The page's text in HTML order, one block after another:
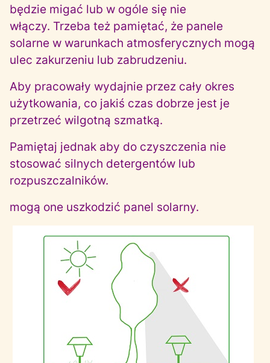
będzie migać lub w ogóle się nie
włączy. Trzeba też pamiętać, że panele
solarne w warunkach atmosferycznych mogą
ulec zakurzeniu lub zabrudzeniu.
Aby pracowały wydajnie przez cały okres
użytkowania, co jakiś czas dobrze jest je
przetrzeć wilgotną szmatką.
Pamiętaj jednak aby do czyszczenia nie
stosować silnych detergentów lub
rozpuszczalników.
mogą one uszkodzić panel solarny.